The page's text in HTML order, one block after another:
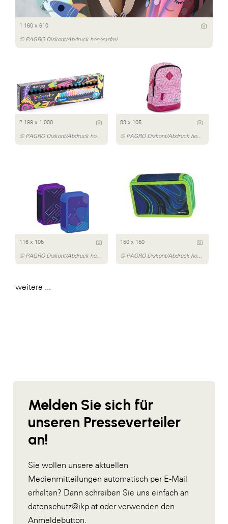
1 160 x 610
© PAGRO Diskont/Abdruck honorarfrei
2 199 x 1 000
© PAGRO Diskont/Abdruck honorarfrei
83 x 105
© PAGRO Diskont/Abdruck honorarfrei
116 x 105
© PAGRO Diskont/Abdruck honorarfrei
150 x 150
© PAGRO Diskont/Abdruck honorarfrei
weitere ...
Melden Sie sich für
unseren Presseverteiler
an!
Sie wollen unsere aktuellen
Medienmitteilungen automatisch per E-Mail
erhalten? Dann schreiben Sie uns einfach an
datenschutz@ikp.at oder verwenden den
Anmeldebutton.